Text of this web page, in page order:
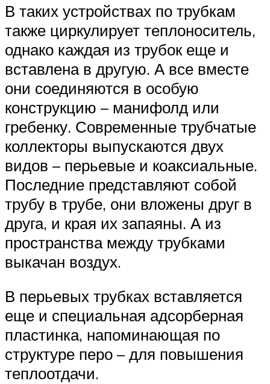
В таких устройствах по трубкам
также циркулирует теплоноситель,
однако каждая из трубок еще и
вставлена в другую. А все вместе
они соединяются в особую
конструкцию – манифолд или
гребенку. Современные трубчатые
коллекторы выпускаются двух
видов – перьевые и коаксиальные.
Последние представляют собой
трубу в трубе, они вложены друг в
друга, и края их запаяны. А из
пространства между трубками
выкачан воздух.
В перьевых трубках вставляется
еще и специальная адсорберная
пластинка, напоминающая по
структуре перо – для повышения
теплоотдачи.